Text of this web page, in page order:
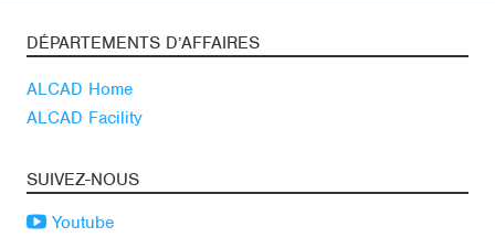
DÉPARTEMENTS D’AFFAIRES
ALCAD Home
ALCAD Facility
SUIVEZ-NOUS
Youtube